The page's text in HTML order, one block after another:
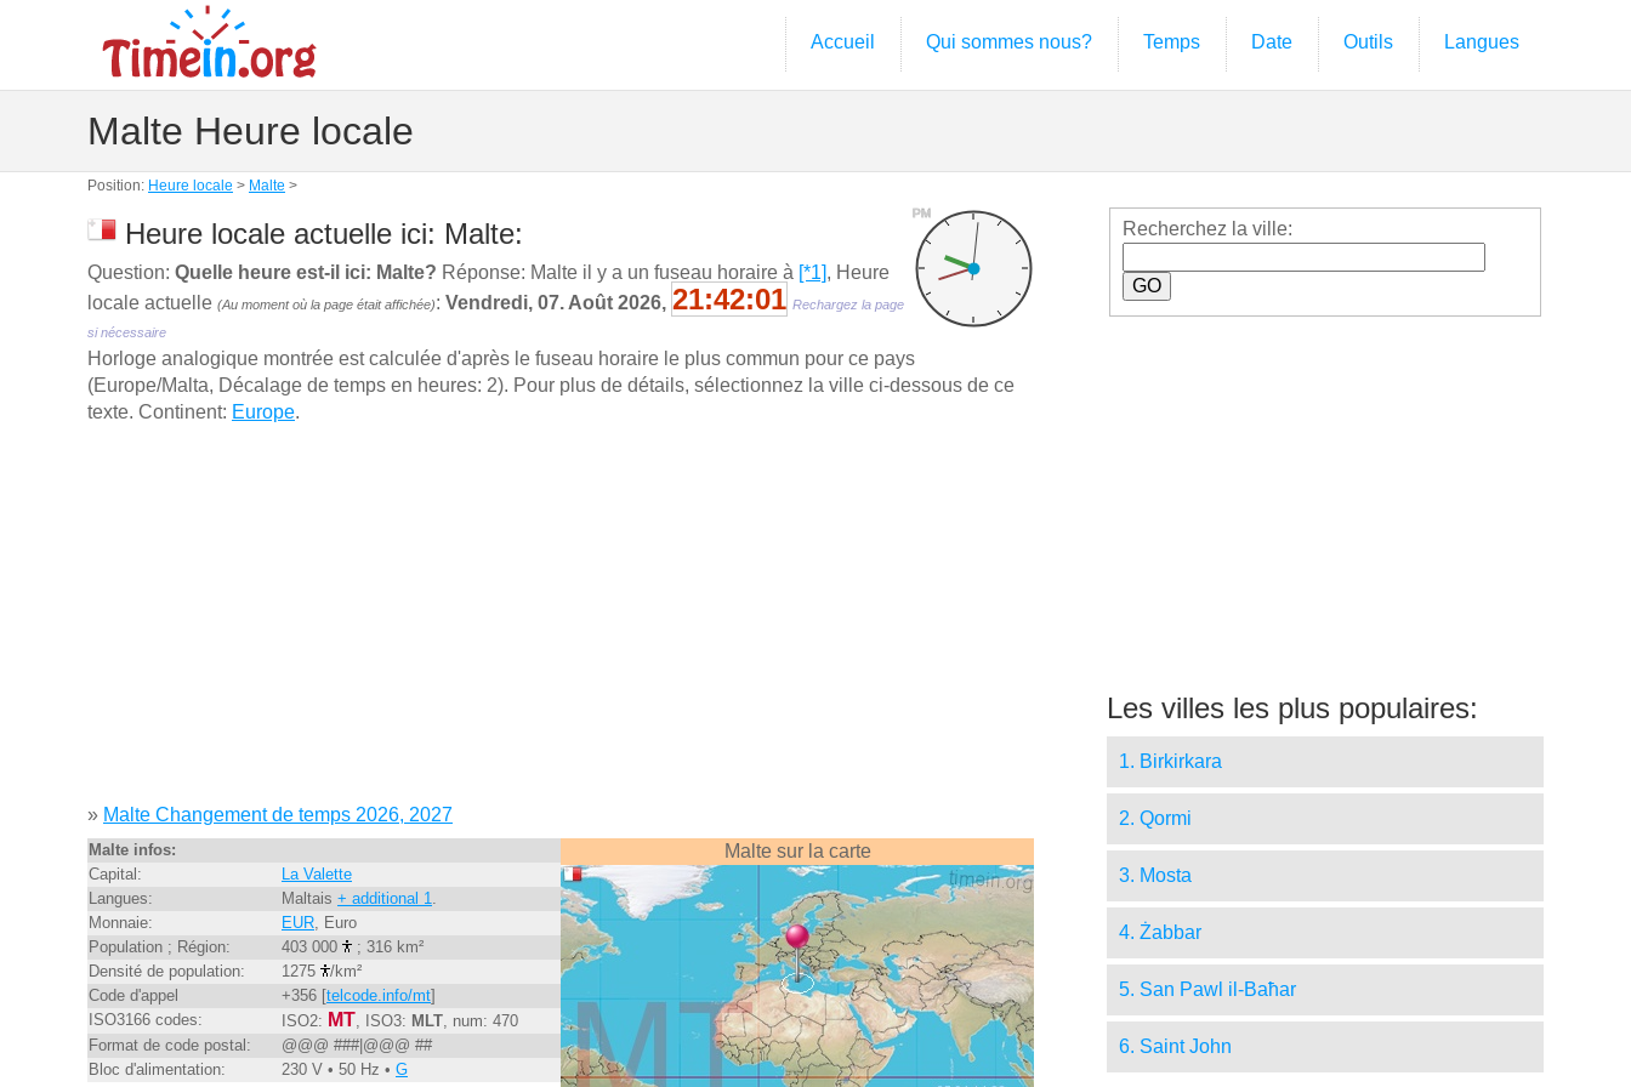
Accueil Qui sommes nous? Temps Date Outils Langues
Malte Heure locale
Position: Heure locale > Malte >
PM
Heure locale actuelle ici: Malte:
Question: Quelle heure est-il ici: Malte? Réponse: Malte il y a un fuseau horaire à [*1], Heure
locale actuelle (Au moment où la page était affichée): Vendredi, 07. Août 2026, 21:42:01 Rechargez la page
si nécessaire
Horloge analogique montrée est calculée d'aprѐs le fuseau horaire le plus commun pour ce pays
(Europe/Malta, Décalage de temps en heures: 2). Pour plus de détails, sélectionnez la ville ci-dessous de ce
texte. Continent: Europe.
» Malte Changement de temps 2026, 2027
Malte infos:
Capital:
La Valette
Langues:
Maltais + additional 1.
Monnaie:
EUR, Euro
Population ; Région:
403 000
; 316 km²
Densité de population:
1275
/km²
Code d'appel
+356 [telcode.info/mt]
ISO3166 codes:
ISO2: MT, ISO3: MLT, num: 470
Format de code postal:
@@@ ###|@@@ ##
Bloc d'alimentation:
230 V • 50 Hz • G
Malte sur la carte
Recherchez la ville:
Les villes les plus populaires:
1. Birkirkara
2. Qormi
3. Mosta
4. Żabbar
5. San Pawl il-Baħar
6. Saint John